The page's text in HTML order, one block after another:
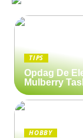
TIPS
Opdag De
Mulberry
HOBBY